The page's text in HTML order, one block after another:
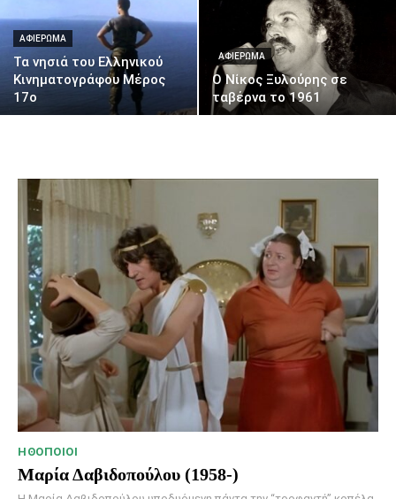
ΑΦΙΈΡΩΜΑ
Τα νησιά του Ελληνικού
Κινηματογράφου Μέρος
17ο
ΑΦΙΈΡΩΜΑ
Ο Νίκος Ξυλούρης σε
ταβέρνα το 1961
HΘΟΠΟΙΟΊ
Μαρία Δαβιδοπούλου (1958-)